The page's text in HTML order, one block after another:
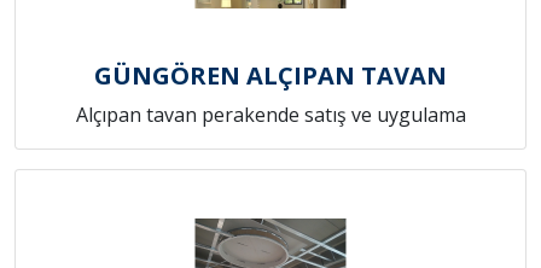
GÜNGÖREN ALÇIPAN TAVAN
Alçıpan tavan perakende satış ve uygulama